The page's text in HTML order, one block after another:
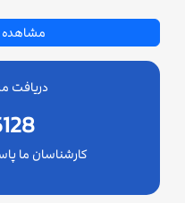
دریافت
کارشناسان ما